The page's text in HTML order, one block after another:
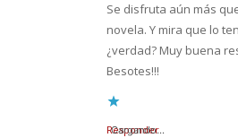
Se disfruta aún más
novela. Y mira que lo
¿verdad? Muy buena
Besotes!!!
Cargando...
Responder